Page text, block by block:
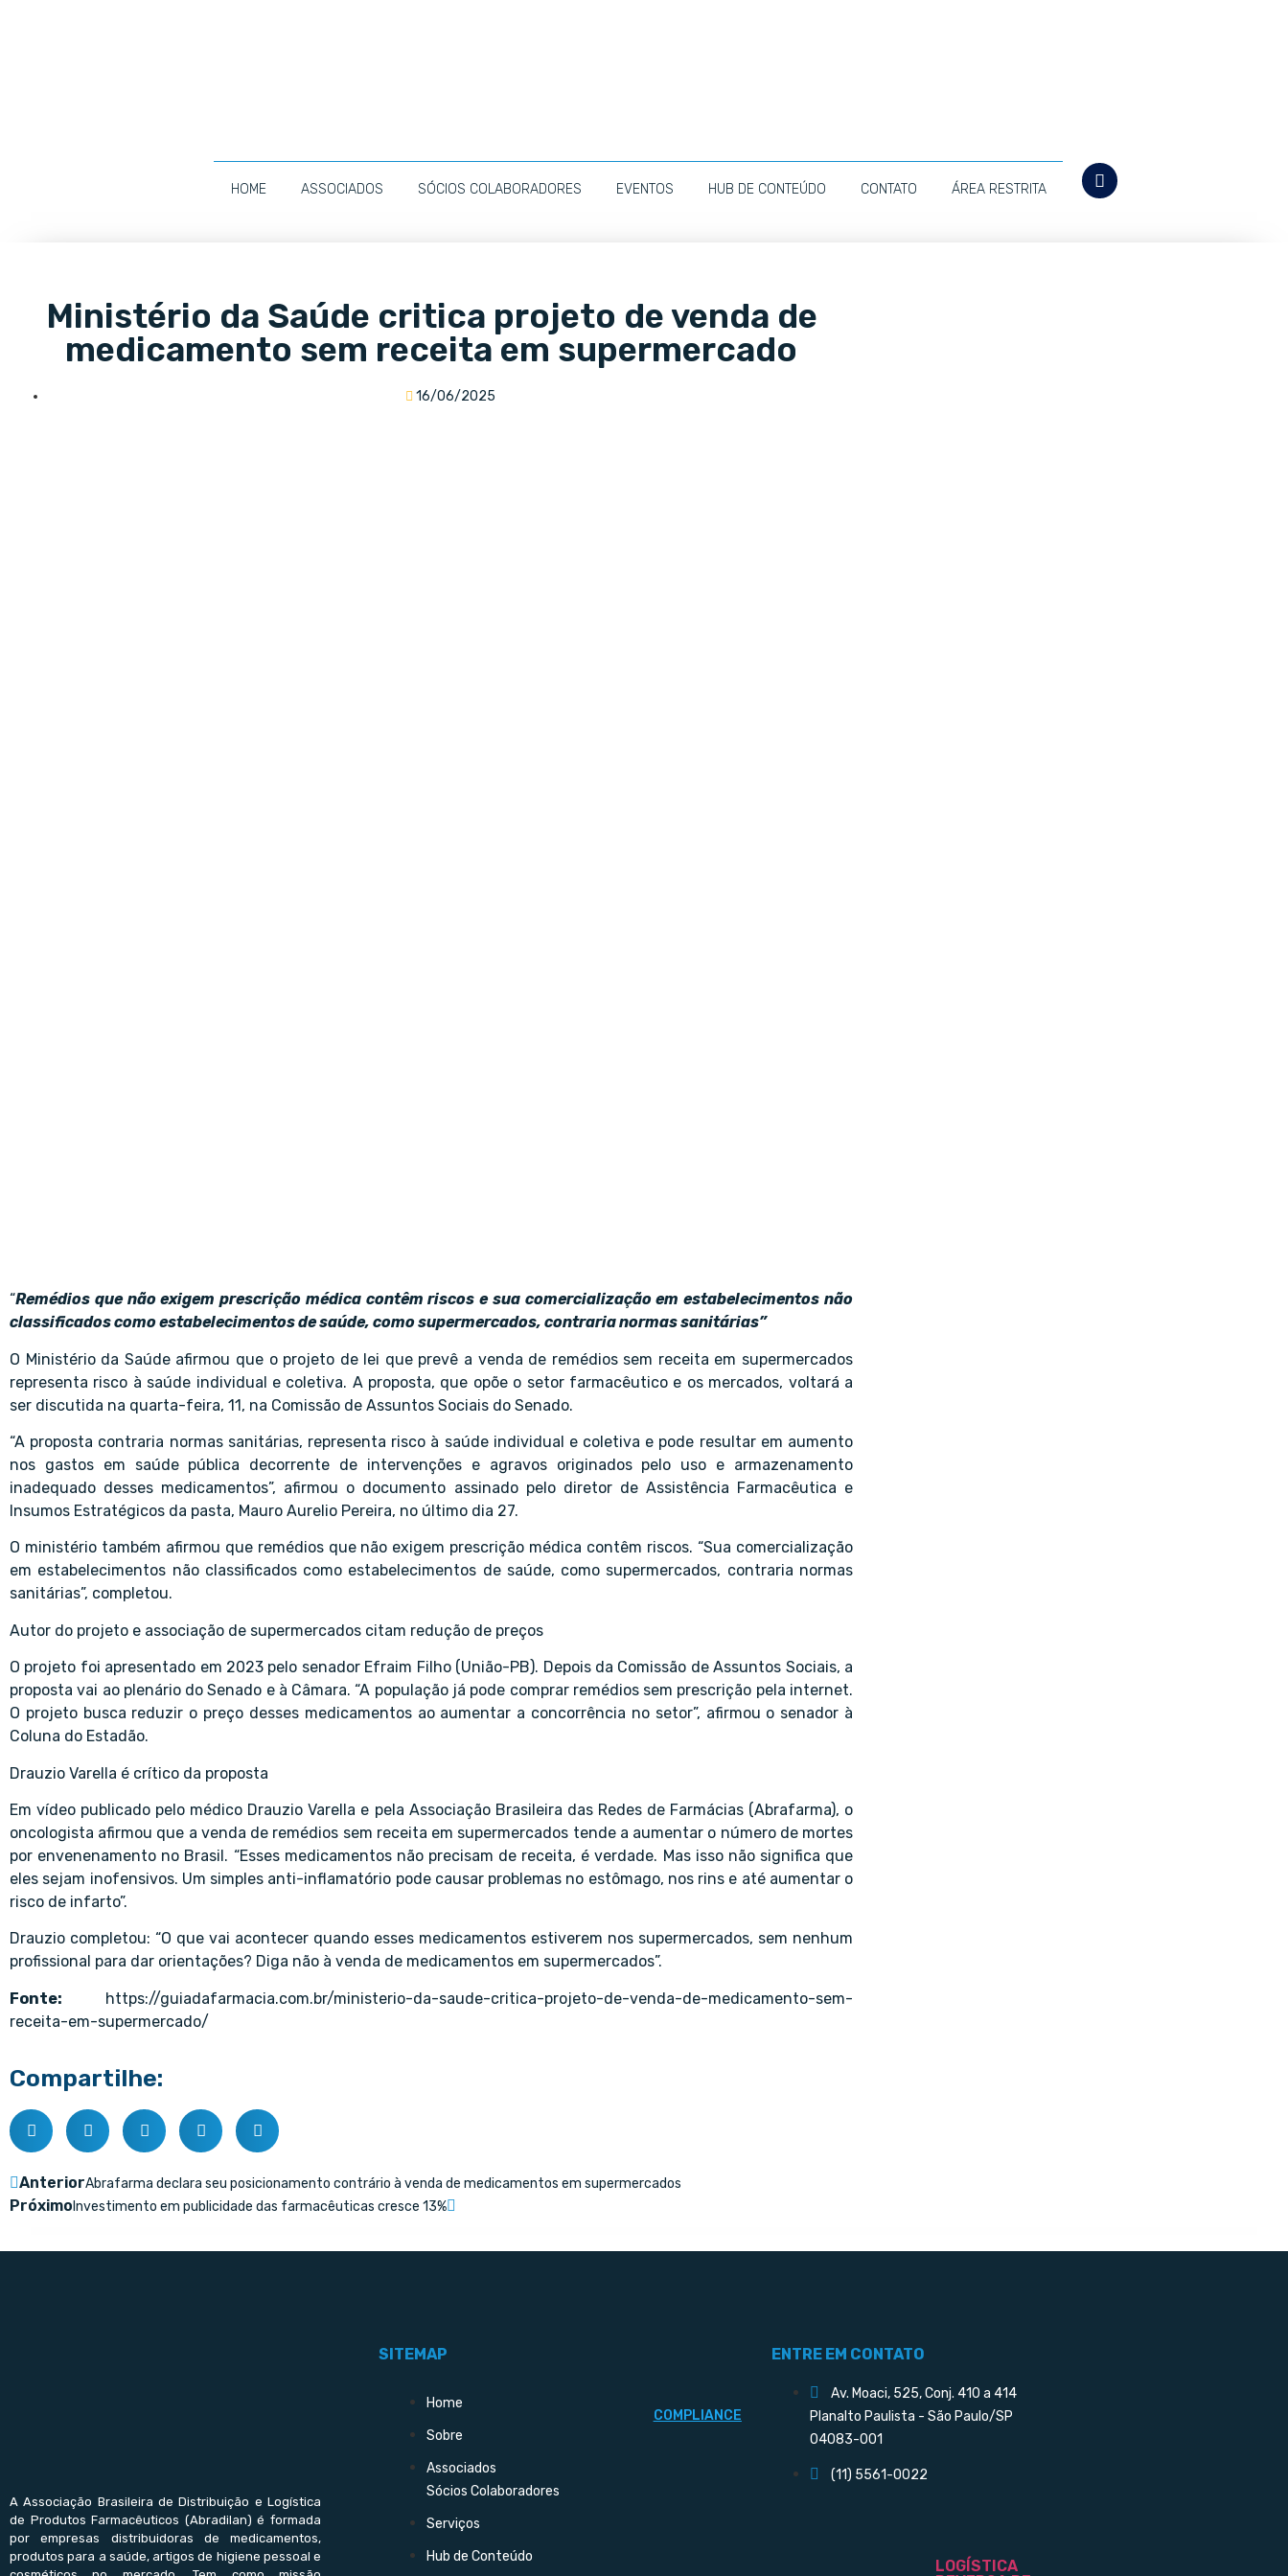
HOME ASSOCIADOS SÓCIOS COLABORADORES EVENTOS HUB DE CONTEÚDO CONTATO ÁREA RESTRITA
Ministério da Saúde critica projeto de venda de
medicamento sem receita em supermercado
16/06/2025
“Remédios que não exigem prescrição médica contêm riscos e sua comercialização em estabelecimentos não
classificados como estabelecimentos de saúde, como supermercados, contraria normas sanitárias”
O Ministério da Saúdeafirmou que o projeto de lei que prevê a venda de remédios sem receita em supermercados
representa risco à saúde individual e coletiva. A proposta, que opõe o setor farmacêutico e os mercados, voltará a
ser discutida na quarta-feira, 11, na Comissão de Assuntos Sociais do Senado.
“A proposta contraria normas sanitárias, representa risco à saúde individual e coletiva e pode resultar em aumento
nos gastos em saúde pública decorrente de intervenções e agravos originados pelo uso e armazenamento
inadequado desses medicamentos”, afirmou o documento assinado pelo diretor de Assistência Farmacêutica e
Insumos Estratégicos da pasta, Mauro Aurelio Pereira, no último dia 27.
O ministério também afirmou que remédios que não exigem prescrição médica contêm riscos. “Sua comercialização
em estabelecimentos não classificados como estabelecimentos de saúde, como supermercados, contraria normas
sanitárias”, completou.
Autor do projeto e associação de supermercados citam redução de preços
O projeto foi apresentado em 2023 pelo senador Efraim Filho (União-PB). Depois da Comissão de Assuntos Sociais, a
proposta vai ao plenário do Senado e à Câmara. “A população já pode comprar remédios sem prescrição pela internet.
O projeto busca reduzir o preço desses medicamentos ao aumentar a concorrência no setor”, afirmou o senador à
Coluna do Estadão.
Drauzio Varella é crítico da proposta
Em vídeo publicado pelo médico Drauzio Varella e pela Associação Brasileira das Redes de Farmácias (Abrafarma), o
oncologista afirmou que a venda de remédios sem receita em supermercados tende a aumentar o número de mortes
por envenenamento no Brasil. “Esses medicamentos não precisam de receita, é verdade. Mas isso não significa que
eles sejam inofensivos. Um simples anti-inflamatório pode causar problemas no estômago, nos rins e até aumentar o
risco de infarto”.
Drauzio completou: “O que vai acontecer quando esses medicamentos estiverem nos supermercados, sem nenhum
profissional para dar orientações? Diga não à venda de medicamentos em supermercados”.
Fonte: https://guiadafarmacia.com.br/ministerio-da-saude-critica-projeto-de-venda-de-medicamento-sem-
receita-em-supermercado/
Compartilhe:
AnteriorAbrafarma declara seu posicionamento contrário à venda de medicamentos em supermercados
Próximo Investimento em publicidade das farmacêuticas cresce 13%
A Associação Brasileira de Distribuição e Logística
de Produtos Farmacêuticos (Abradilan) é formada
por empresas distribuidoras de medicamentos,
produtos para a saúde, artigos de higiene pessoal e
SITEMAP
Home
Sobre
Associados
Sócios Colaboradores
Serviços
Hub de Conteúdo
COMPLIANCE
ENTRE EM CONTATO
Av. Moaci, 525, Conj. 410 a 414
Planalto Paulista - São Paulo/SP
04083-001
(11) 5561-0022
LOGÍSTICA